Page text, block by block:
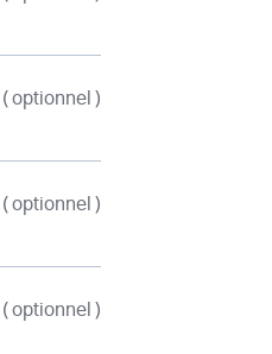
( optionnel )
( optionnel )
( optionnel )